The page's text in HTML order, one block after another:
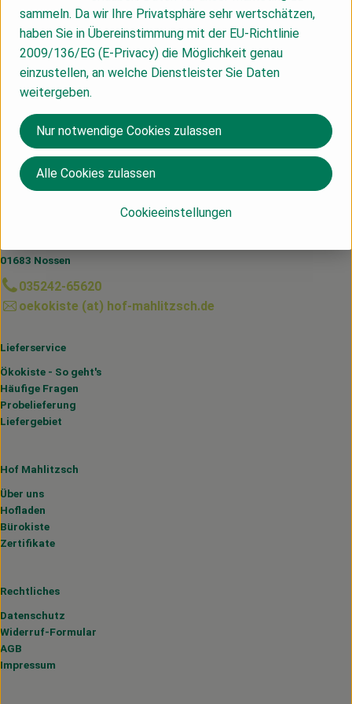
, Preis:
Mini Wassermelone
, Herkunft:
Spanien
Produkt zum Warenkorb hinzufügen
Du hast eine Frage? Wir helfen dir gerne:
01683 Nossen
035242-65620
oekokiste (at) hof-mahlitzsch.de
Lieferservice
Ökokiste - So geht's
Häufige Fragen
Probelieferung
Liefergebiet
Hof Mahlitzsch
Über uns
Hofladen
Bürokiste
Zertifikate
Rechtliches
Datenschutz
Widerruf-Formular
AGB
Impressum
sammeln. Da wir Ihre Privatsphäre sehr wertschätzen,
haben Sie in Übereinstimmung mit der EU-Richtlinie
2009/136/EG (E-Privacy) die Möglichkeit genau
einzustellen, an welche Dienstleister Sie Daten
weitergeben.
Cookieeinstellungen
Nur notwendige Cookies zulassen
Alle Cookies zulassen